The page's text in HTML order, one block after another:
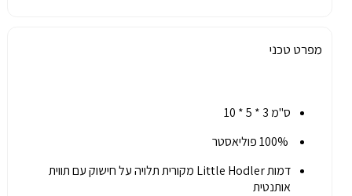
מפרט טכני
ס"מ 3 * 5 * 10
דמות Little Hodler מקורית תלויה על חישוק עם תווית
אותנטית